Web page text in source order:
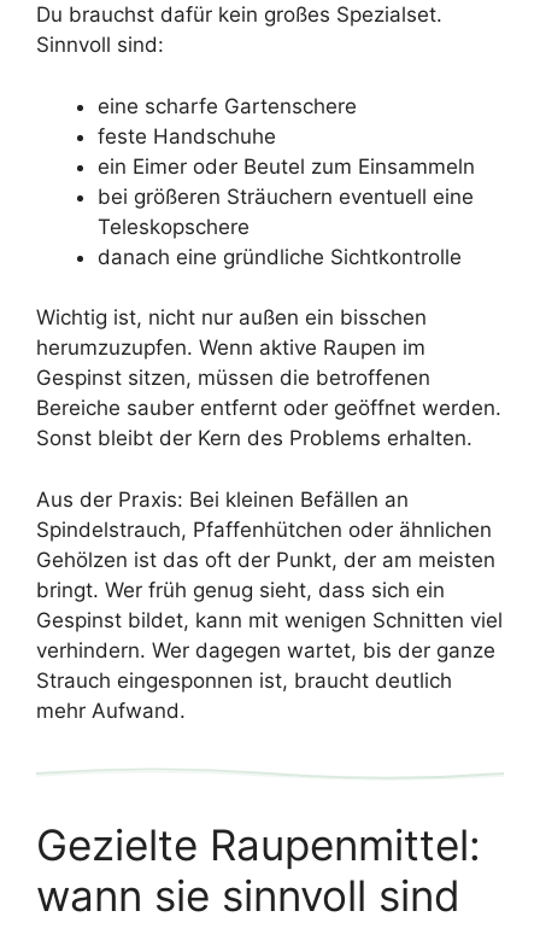
Du brauchst dafür kein großes Spezialset.
Sinnvoll sind:
eine scharfe Gartenschere
feste Handschuhe
ein Eimer oder Beutel zum Einsammeln
bei größeren Sträuchern eventuell eine
Teleskopschere
danach eine gründliche Sichtkontrolle
Wichtig ist, nicht nur außen ein bisschen
herumzuzupfen. Wenn aktive Raupen im
Gespinst sitzen, müssen die betroffenen
Bereiche sauber entfernt oder geöffnet werden.
Sonst bleibt der Kern des Problems erhalten.
Aus der Praxis: Bei kleinen Befällen an
Spindelstrauch, Pfaffenhütchen oder ähnlichen
Gehölzen ist das oft der Punkt, der am meisten
bringt. Wer früh genug sieht, dass sich ein
Gespinst bildet, kann mit wenigen Schnitten viel
verhindern. Wer dagegen wartet, bis der ganze
Strauch eingesponnen ist, braucht deutlich
mehr Aufwand.
Gezielte Raupenmittel:
wann sie sinnvoll sind